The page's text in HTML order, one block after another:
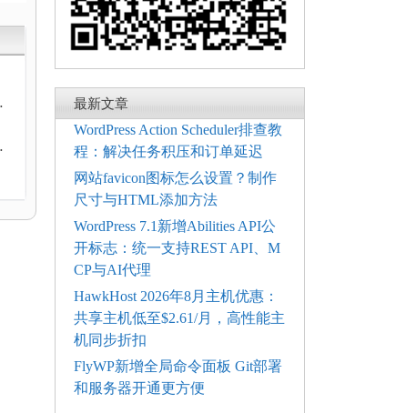
最新文章
WordPress Action Scheduler排查教
程：解决任务积压和订单延迟
网站favicon图标怎么设置？制作
尺寸与HTML添加方法
WordPress 7.1新增Abilities API公
开标志：统一支持REST API、M
CP与AI代理
HawkHost 2026年8月主机优惠：
共享主机低至$2.61/月，高性能主
机同步折扣
FlyWP新增全局命令面板 Git部署
和服务器开通更方便